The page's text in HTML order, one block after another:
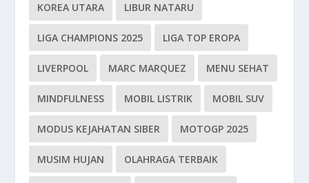
KOREA UTARA LIBUR NATARU
LIGA CHAMPIONS 2025 LIGA TOP EROPA
LIVERPOOL MARC MARQUEZ MENU SEHAT
MINDFULNESS MOBIL LISTRIK MOBIL SUV
MODUS KEJAHATAN SIBER MOTOGP 2025
MUSIM HUJAN OLAHRAGA TERBAIK